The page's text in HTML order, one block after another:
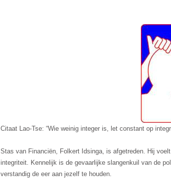
Citaat Lao-Tse: “Wie weinig integer is, let constant op
Stas van Financiën, Folkert Idsinga, is afgetreden. Hij
integriteit. Kennelijk is de gevaarlijke slangenkuil van de
verstandig de eer aan jezelf te houden.